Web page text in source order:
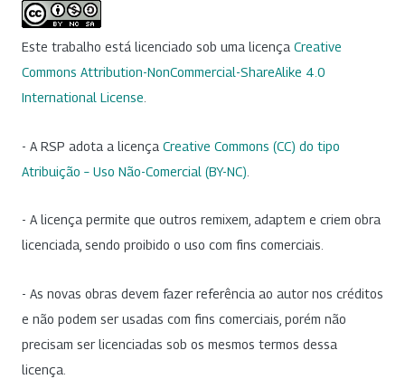
Este trabalho está licenciado sob uma licença Creative
Commons Attribution-NonCommercial-ShareAlike 4.0
International License
- A RSP adota a licença Creative Commons (CC) do tipo
Atribuição – Uso Não-Comercial (BY-NC)
- A licença permite que outros remixem, adaptem e criem obra
licenciada, sendo proibido o uso com fins comerciais.
- As novas obras devem fazer referência ao autor nos créditos
e não podem ser usadas com fins comerciais, porém não
precisam ser licenciadas sob os mesmos termos dessa
licença.